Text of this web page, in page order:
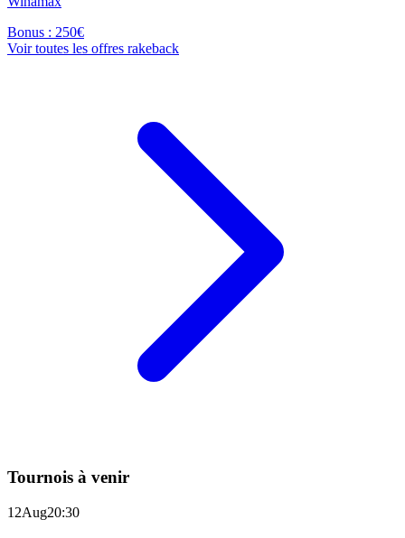
Bonus : 250€
Voir toutes les offres rakeback
Tournois à venir
12Aug20:30